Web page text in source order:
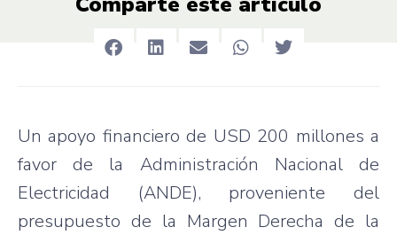
Un apoyo financiero de USD 200 millones a
favor de la Administración Nacional de
Electricidad (ANDE), proveniente del
presupuesto de la Margen Derecha de la